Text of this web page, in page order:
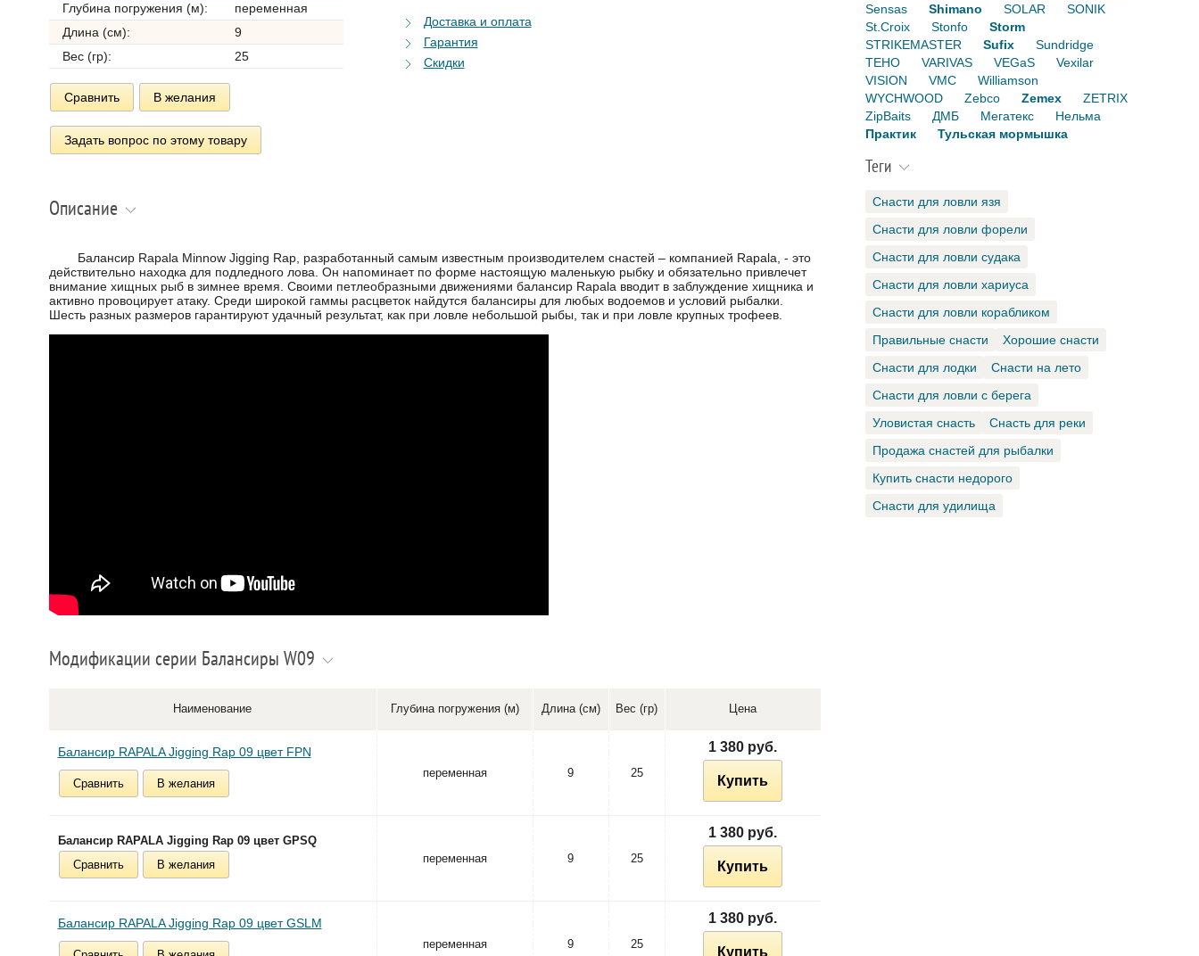
Глубина погружения (м):
переменная
Длина (см):
9
Вес (гр):
25
Сравнить В желания
Задать вопрос по этому товару
Доставка и оплата
Гарантия
Скидки
Описание
Балансир Rapala Minnow Jigging Rap, разработанный самым известным производителем снастей – компанией Rapala, - это
действительно находка для подледного лова. Он напоминает по форме настоящую маленькую рыбку и обязательно привлечет
внимание хищных рыб в зимнее время. Своими петлеобразными движениями балансир Rapala вводит в заблуждение хищника и
активно провоцирует атаку. Среди широкой гаммы расцветок найдутся балансиры для любых водоемов и условий рыбалки.
Шесть разных размеров гарантируют удачный результат, как при ловле небольшой рыбы, так и при ловле крупных трофеев.
Модификации серии Балансиры W09
Наименование Глубина погружения (м) Длина (см) Вес (гр) Цена
Балансир RAPALA Jigging Rap 09 цвет FPN
Сравнить В желания
переменная 9 25
1 380 руб.
Купить
Балансир RAPALA Jigging Rap 09 цвет GPSQ
Сравнить
В желания переменная 9 25
1 380 руб.
Купить
Балансир RAPALA Jigging Rap 09 цвет GSLM
переменная 9 25
1 380 руб.
Купить
Sensas
Shimano SOLAR
SONIK
St.Croix
Stonfo
Storm
STRIKEMASTER
Sufix
Sundridge
TEHO
VARIVAS VEGaS
Vexilar
VISION
VMC
Williamson
WYCHWOOD
Zebco Zemex
ZETRIX
ZipBaits
ДМБ Мегатекс
Нельма
Практик
Тульская мормышка
Теги
Снасти для ловли язя
Снасти для ловли форели
Снасти для ловли судака
Снасти для ловли хариуса
Снасти для ловли корабликом
Правильные снасти
Хорошие снасти
Снасти для лодки
Снасти на лето
Снасти для ловли с берега
Уловистая снасть
Снасть для реки
Продажа снастей для рыбалки
Купить снасти недорого
Снасти для удилища